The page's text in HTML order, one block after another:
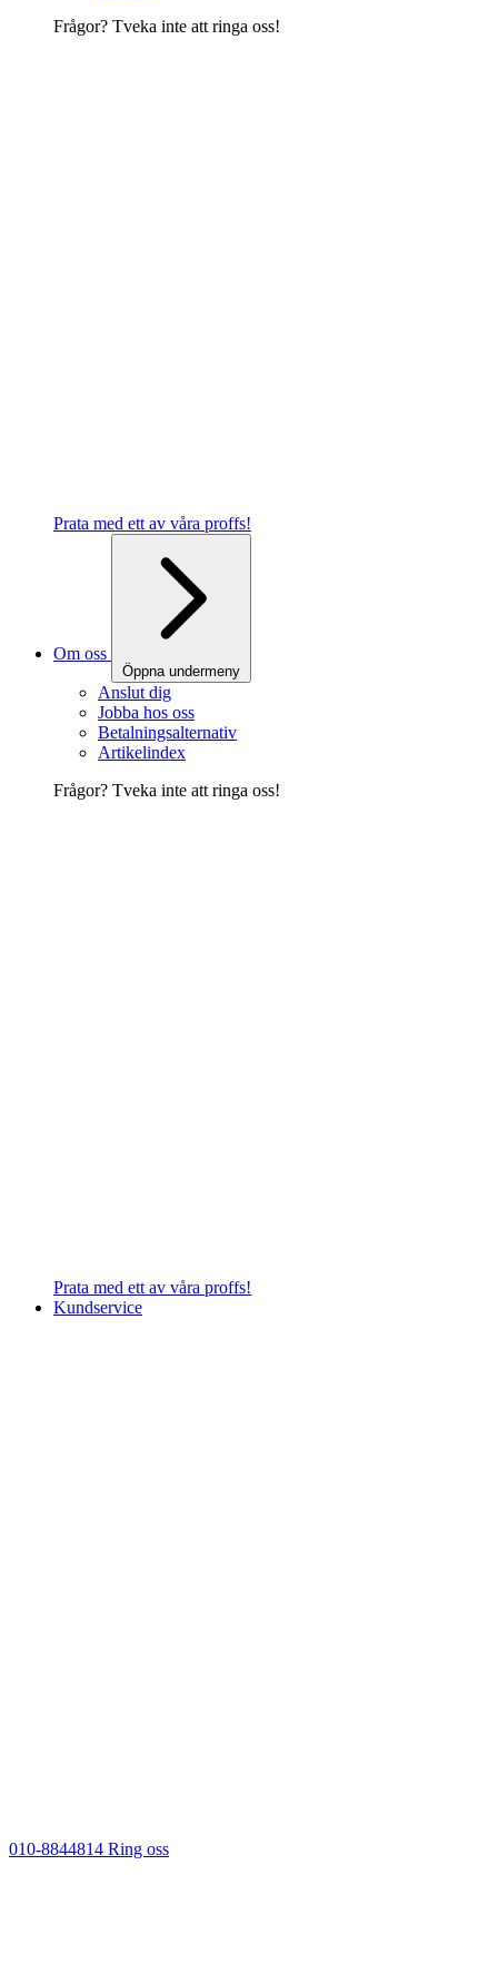
Frågor? Tveka inte att ringa oss!
Prata med ett av våra proffs!
Om oss
Öppna undermeny
Anslut dig
Jobba hos oss
Betalningsalternativ
Artikelindex
Frågor? Tveka inte att ringa oss!
Prata med ett av våra proffs!
Kundservice
010-8844814 Ring oss